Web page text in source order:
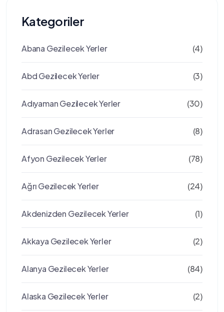
Kategoriler
Abana Gezilecek Yerler (4)
Abd Gezilecek Yerler (3)
Adıyaman Gezilecek Yerler (30)
Adrasan Gezilecek Yerler (8)
Afyon Gezilecek Yerler (78)
Ağrı Gezilecek Yerler (24)
Akdenizden Gezilecek Yerler (1)
Akkaya Gezilecek Yerler (2)
Alanya Gezilecek Yerler (84)
Alaska Gezilecek Yerler (2)